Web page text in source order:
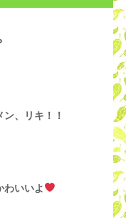
、リキ！！
わいいよ